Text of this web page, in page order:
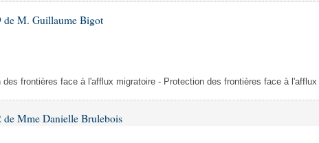
de M. Guillaume Bigot
des frontières face à l'afflux migratoire - Protection des frontières face à l'afflux
de Mme Danielle Brulebois